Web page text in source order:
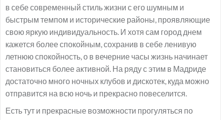
в себе современный стиль жизни с его шумным и
быстрым темпом и исторические районы, проявляющие
свою яркую индивидуальность. И хотя сам город днем
кажется более спокойным, сохранив в себе ленивую
летнюю спокойность, о в вечерние часы жизнь начинает
становиться более активной. На ряду с этим в Мадриде
достаточно много ночных клубов и дискотек, куда можно
отправится на всю ночь и прекрасно повеселится.
Есть тут и прекрасные возможности прогуляться по